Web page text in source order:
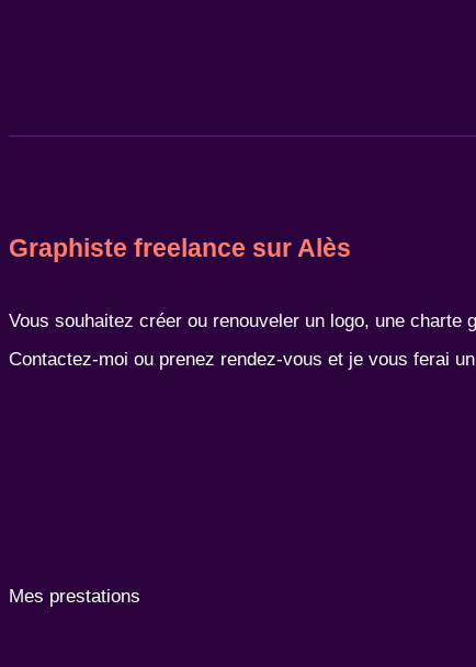
Graphiste freelance sur Alès
Vous souhaitez créer ou renouveler un logo, une charte
Contactez-moi ou prenez rendez-vous et je vous ferai
Mes prestations